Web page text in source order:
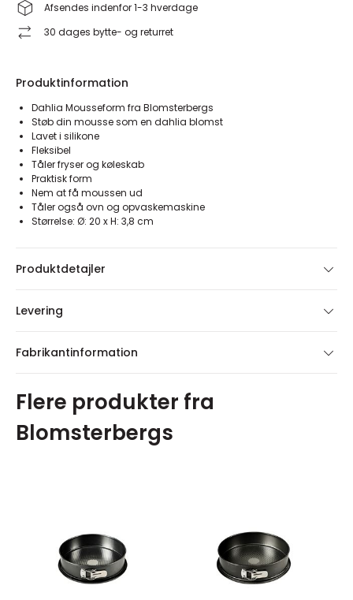
Afsendes indenfor 1-3 hverdage
30 dages bytte- og returret
Produktinformation
Dahlia Mousseform fra Blomsterbergs
Støb din mousse som en dahlia blomst
Lavet i silikone
Fleksibel
Tåler fryser og køleskab
Praktisk form
Nem at få moussen ud
Tåler også ovn og opvaskemaskine
Størrelse: Ø: 20 x H: 3,8 cm
Produktdetajler
Levering
Fabrikantinformation
Flere produkter fra
Blomsterbergs